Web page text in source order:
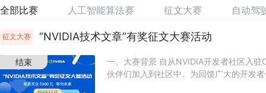
全部比赛 人工智能算法赛 征文大赛 自动驾
征文大赛 “NVIDIA技术文章”有奖征文大赛活动
结束
一、大赛背景 自从NVIDIA开发者社区入驻
伙伴们加入到社区中。为回馈广大的开发